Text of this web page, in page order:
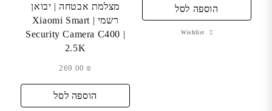
הוספה לסל
Wishlist
מצלמת אבטחה | יבואן
רשמי | Xiaomi Smart
Security Camera C400 |
2.5K
₪
הוספה לסל